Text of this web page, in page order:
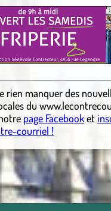
rien manquer des
du
page Facebooket
courriel !